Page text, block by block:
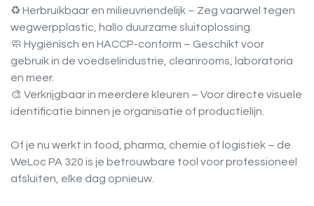
♻️ Herbruikbaar en milieuvriendelijk – Zeg vaarwel tegen
wegwerpplastic, hallo duurzame sluitoplossing.
🧼 Hygiënisch en HACCP-conform – Geschikt voor
gebruik in de voedselindustrie, cleanrooms, laboratoria
en meer.
🎨 Verkrijgbaar in meerdere kleuren – Voor directe visuele
identificatie binnen je organisatie of productielijn.
Of je nu werkt in food, pharma, chemie of logistiek – de
WeLoc PA 320 is je betrouwbare tool voor professioneel
afsluiten, elke dag opnieuw.